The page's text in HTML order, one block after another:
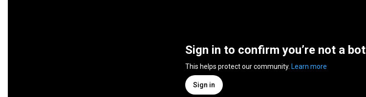
Sign in to confirm you’re not a bot
This helps protect our community. Learn more
Sign in